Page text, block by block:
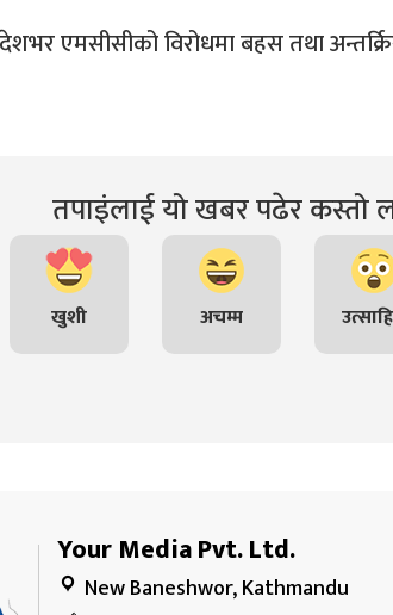
एमसीसीको विरोधमा बहस तथा
तपाइंलाई यो खबर पढेर कस्तो
खुशी अचम्म
Your Media Pvt. Ltd.
New Baneshwor, Kathmandu